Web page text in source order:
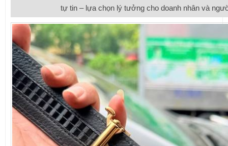
tự tin – lựa chọn lý tưởng cho doanh nhân và